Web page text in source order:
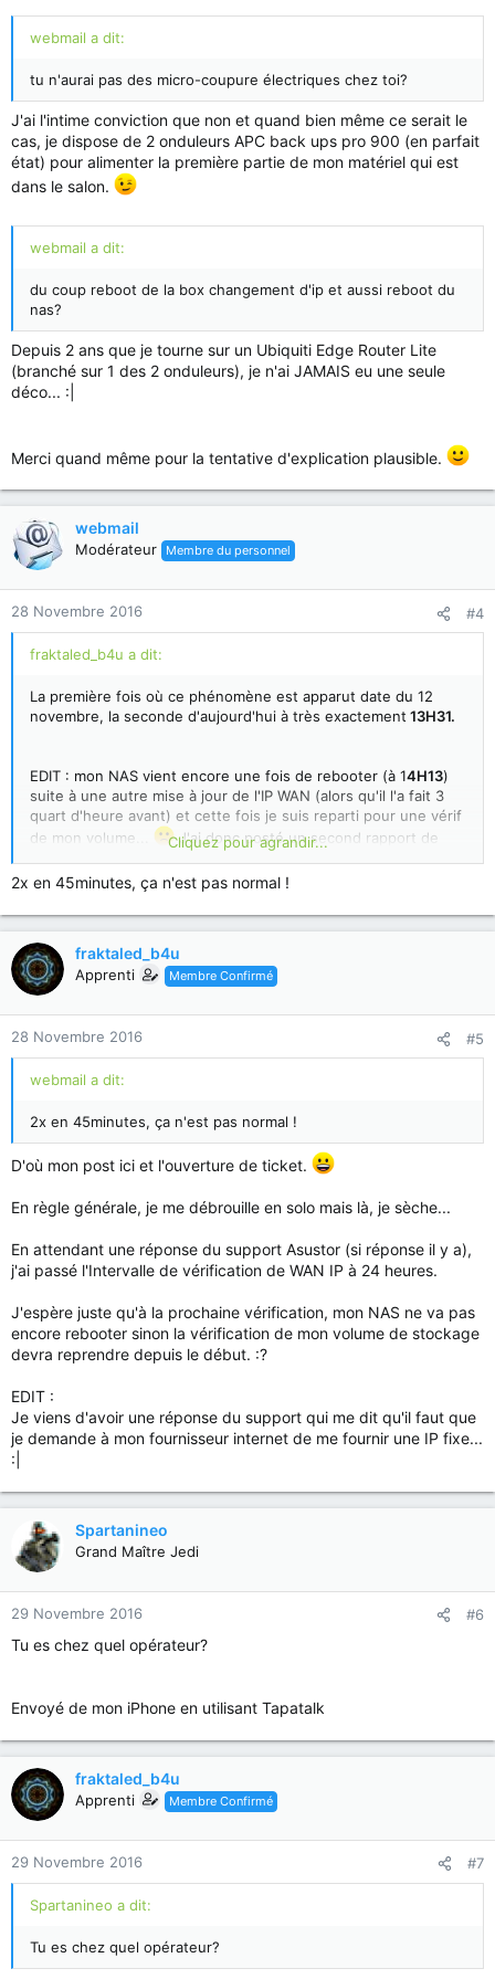
webmail a dit:
tu n'aurai pas des micro-coupure électriques chez toi?
J'ai l'intime conviction que non et quand bien même ce serait le
cas, je dispose de 2 onduleurs APC back ups pro 900 (en parfait
état) pour alimenter la première partie de mon matériel qui est
dans le salon.
webmail a dit:
du coup reboot de la box changement d'ip et aussi reboot du
nas?
Depuis 2 ans que je tourne sur un Ubiquiti Edge Router Lite
(branché sur 1 des 2 onduleurs), je n'ai JAMAIS eu une seule
déco... :|
Merci quand même pour la tentative d'explication plausible.
webmail
Modérateur Membre du personnel
28 Novembre 2016 #4
fraktaled_b4u a dit:
La première fois où ce phénomène est apparut date du 12
novembre, la seconde d'aujourd'hui à très exactement 13H31.
EDIT : mon NAS vient encore une fois de rebooter (à 14H13)
suite à une autre mise à jour de l'IP WAN (alors qu'il l'a fait 3
quart d'heure avant) et cette fois je suis reparti pour une vérif
de mon volume...
J'ai donc posté un second rapport de
Cliquez pour agrandir...
2x en 45minutes, ça n'est pas normal !
fraktaled_b4u
Apprenti Membre Confirmé
28 Novembre 2016 #5
webmail a dit:
2x en 45minutes, ça n'est pas normal !
D'où mon post ici et l'ouverture de ticket.
En règle générale, je me débrouille en solo mais là, je sèche...
En attendant une réponse du support Asustor (si réponse il y a),
j'ai passé l'Intervalle de vérification de WAN IP à 24 heures.
J'espère juste qu'à la prochaine vérification, mon NAS ne va pas
encore rebooter sinon la vérification de mon volume de stockage
devra reprendre depuis le début. :?
EDIT :
Je viens d'avoir une réponse du support qui me dit qu'il faut que
je demande à mon fournisseur internet de me fournir une IP fixe...
:|
Spartanineo
Grand Maître Jedi
29 Novembre 2016 #6
Tu es chez quel opérateur?
Envoyé de mon iPhone en utilisant Tapatalk
fraktaled_b4u
Apprenti Membre Confirmé
29 Novembre 2016 #7
Spartanineo a dit:
Tu es chez quel opérateur?